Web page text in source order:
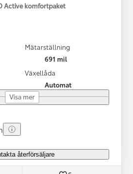
Active komfortpaket
Mätarställning
691 mil
Växellåda
Automat
Visa mer
återförsäljare